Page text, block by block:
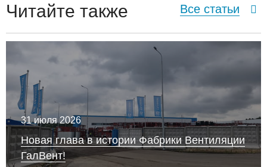
Читайте также Все статьи
31 июля 2026
Новая глава в истории Фабрики Вентиляции
ГалВент!